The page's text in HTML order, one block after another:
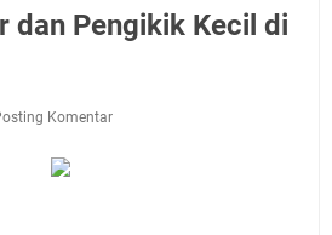
dan Pengikik Kecil di
Komentar